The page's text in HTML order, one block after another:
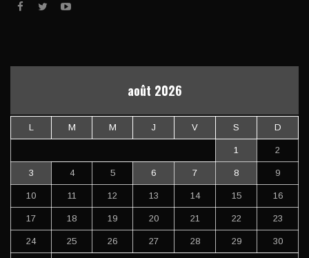
août 2026
L M M J V S D
1 2
3 4 5 6 7 8 9
10 11 12 13 14 15 16
17 18 19 20 21 22 23
24 25 26 27 28 29 30